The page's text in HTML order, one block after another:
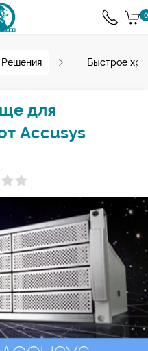
0
Решения Быстрое
для
Accusys